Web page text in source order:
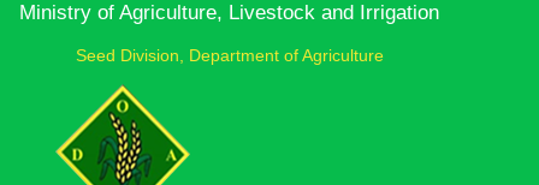
Ministry of Agriculture, Livestock and Irrigation
Seed Division, Department of Agriculture